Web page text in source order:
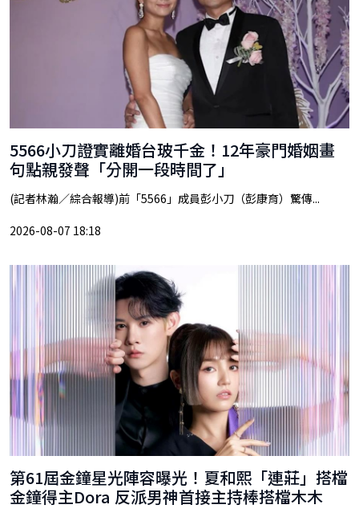
5566小刀證實離婚台玻千金！12年豪門婚姻畫
句點親發聲「分開一段時間了」
(記者林瀚／綜合報導)前「5566」成員彭小刀（彭康育）驚傳...
2026-08-07 18:18
第61屆金鐘星光陣容曝光！夏和熙「連莊」搭檔
金鐘得主Dora 反派男神首接主持棒搭檔木木